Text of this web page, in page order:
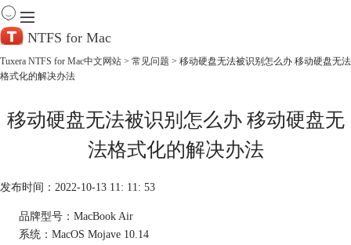
NTFS for Mac
下 载
购买
Tuxera NTFS for Mac中文网站 > 常见问题 > 移动硬盘无法被识别怎么办 移动硬盘无法
格式化的解决办法
移动硬盘无法被识别怎么办 移动硬盘无
法格式化的解决办法
发布时间：2022-10-13 11: 11: 53
品牌型号：MacBook Air
系统：MacOS Mojave 10.14